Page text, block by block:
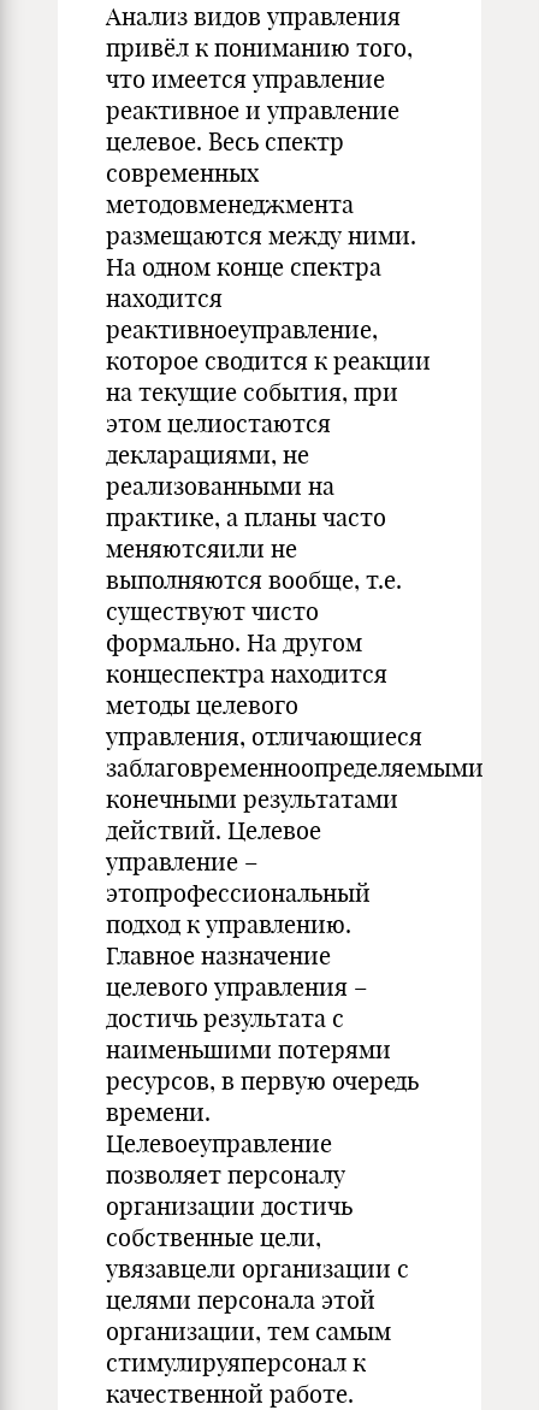
Анализ видов управления
привёл к пониманию того,
что имеется управление
реактивное и управление
целевое. Весь спектр
современных
методовменеджмента
размещаются между ними.
На одном конце спектра
находится
реактивноеуправление,
которое сводится к реакции
на текущие события, при
этом целиостаются
декларациями, не
реализованными на
практике, а планы часто
меняютсяили не
выполняются вообще, т.е.
существуют чисто
формально. На другом
концеспектра находится
методы целевого
управления, отличающиеся
заблаговременноопределяемыми
конечными результатами
действий. Целевое
управление –
этопрофессиональный
подход к управлению.
Главное назначение
целевого управления –
достичь результата с
наименьшими потерями
ресурсов, в первую очередь
времени.
Целевоеуправление
позволяет персоналу
организации достичь
собственные цели,
увязавцели организации с
целями персонала этой
организации, тем самым
стимулируяперсонал к
качественной работе.